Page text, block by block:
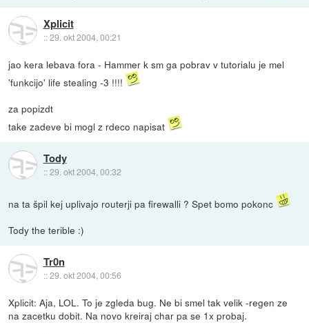
Xplicit
::29. okt 2004, 00:21
jao kera lebava fora - Hammer k sm ga pobrav v tutorialu je mel
'funkcijo' life stealing -3 !!!!
za popizdt
take zadeve bi mogl z rdeco napisat
Tody
::29. okt 2004, 00:32
na ta špil kej uplivajo routerji pa firewalli ? Spet bomo pokonc
Tody the terible :)
Tr0n
::29. okt 2004, 00:56
Xplicit: Aja, LOL. To je zgleda bug. Ne bi smel tak velik -regen ze
na zacetku dobit. Na novo kreiraj char pa se 1x probaj.